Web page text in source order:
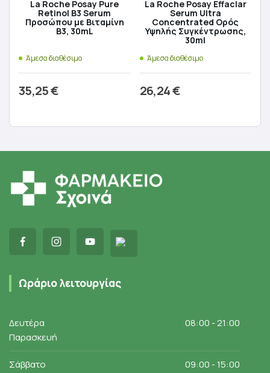
La Roche Posay Pure
Retinol B3 Serum
Προσώπου με Βιταμίνη
B3, 30mL
Άμεσα διαθέσιμο
35,25€
La Roche Posay Effaclar
Serum Ultra
Concentrated Ορός
Υψηλής Συγκέντρωσης,
30ml
Άμεσα διαθέσιμο
26,24€
Ωράριο λειτουργίας
Δευτέρα
Παρασκευή
08:00 - 21:00
Σάββατο 09:00 - 15:00